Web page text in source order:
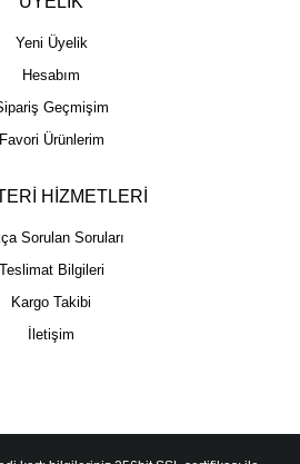
Yeni Üyelik
Hesabım
Geçmişim
Favori Ürünlerim
HİZMETLERİ
Sorulan Soruları
Teslimat Bilgileri
Kargo Takibi
İletişim